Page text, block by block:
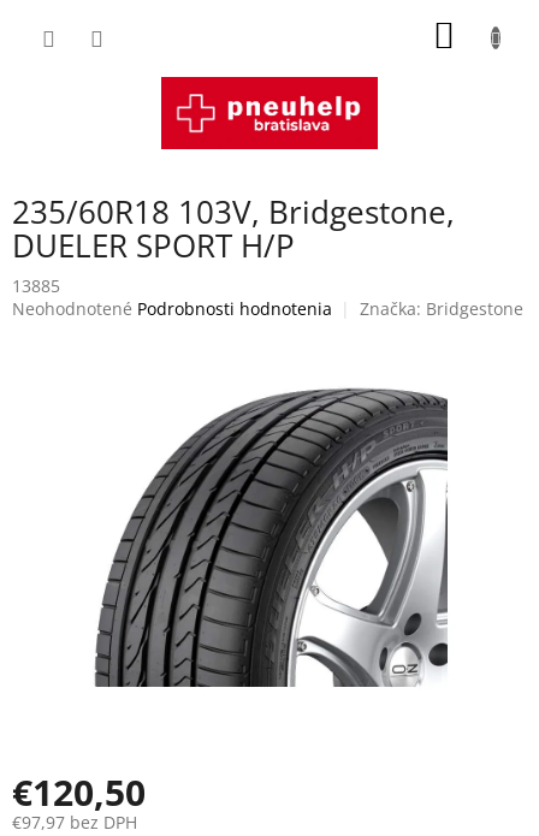
235/60R18 103V, Bridgestone,
DUELER SPORT H/P
13885
Priemerné
Neohodnotené Podrobnosti hodnotenia Značka: Bridgestone
€120,50
€97,97 bez DPH